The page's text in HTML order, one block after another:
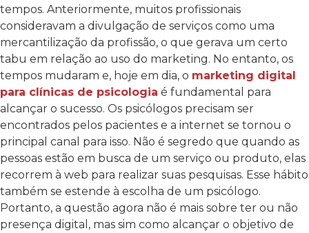
tempos. Anteriormente, muitos profissionais
consideravam a divulgação de serviços como uma
mercantilização da profissão, o que gerava um certo
tabu em relação ao uso do marketing. No entanto, os
tempos mudaram e, hoje em dia, o marketing digital
para clínicas de psicologia é fundamental para
alcançar o sucesso. Os psicólogos precisam ser
encontrados pelos pacientes e a internet se tornou o
principal canal para isso. Não é segredo que quando as
pessoas estão em busca de um serviço ou produto, elas
recorrem à web para realizar suas pesquisas. Esse hábito
também se estende à escolha de um psicólogo.
Portanto, a questão agora não é mais sobre ter ou não
presença digital, mas sim como alcançar o objetivo de